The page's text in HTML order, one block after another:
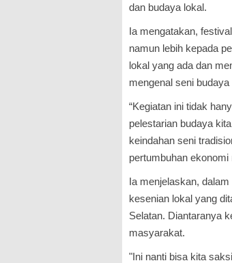
dan budaya lokal.
Ia mengatakan,
namun lebih kepada
lokal yang ada dan
mengenal seni
“Kegiatan ini tidak
pelestarian budaya
keindahan seni
pertumbuhan
Ia menjelaskan,
kesenian lokal yang
Selatan. Diantaranya
masyarakat.
"Ini nanti bisa kita